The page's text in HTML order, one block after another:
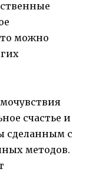
можно
счастье и
сделанным с
методов.